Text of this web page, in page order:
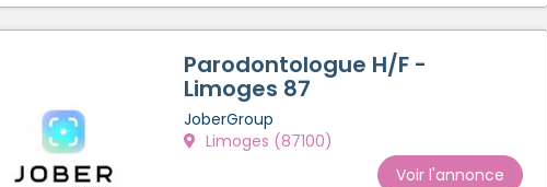
Parodontologue H/F -
Limoges 87
JoberGroup
Limoges (87100)
Voir l'annonce